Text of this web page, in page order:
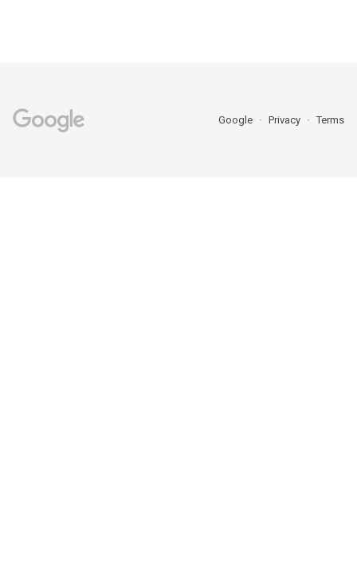
Google Privacy Terms